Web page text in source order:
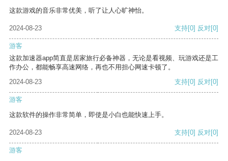
这款游戏的音乐非常优美，听了让人心旷神怡。
2024-08-23 支持[0] 反对[0]
游客
这款加速器app简直是居家旅行必备神器，无论是看视频、玩游戏还是工
作办公，都能畅享高速网络，再也不用担心网速卡顿了。
2024-08-23
支持[0] 反对[0]
游客
这款软件的操作非常简单，即使是小白也能快速上手。
2024-08-23 支持[0] 反对[0]
游客